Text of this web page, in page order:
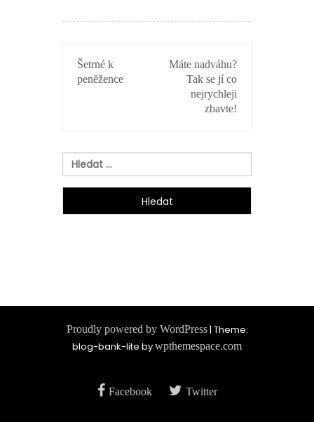
PRO
PŘÍSPĚVEK
Šetrné k
peněžence
Máte nadváhu?
Tak se jí co
nejrychleji
zbavte!
Vyhledávání
Proudly powered by WordPress | Theme:
blog-bank-lite bywpthemespace.com
Facebook Twitter